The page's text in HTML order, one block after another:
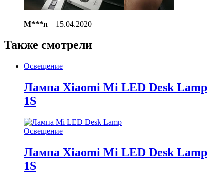
M***n – 15.04.2020
Также смотрели
Освещение
Лампа Xiaomi Mi LED Desk Lamp
1S
Освещение
Лампа Xiaomi Mi LED Desk Lamp
1S